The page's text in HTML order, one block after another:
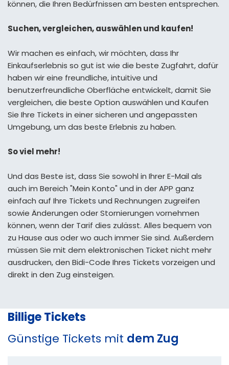
können, die Ihren Bedürfnissen am besten entsprechen.
Suchen, vergleichen, auswählen und kaufen!
Wir machen es einfach, wir möchten, dass Ihr
Einkaufserlebnis so gut ist wie die beste Zugfahrt, dafür
haben wir eine freundliche, intuitive und
benutzerfreundliche Oberfläche entwickelt, damit Sie
vergleichen, die beste Option auswählen und Kaufen
Sie Ihre Tickets in einer sicheren und angepassten
Umgebung, um das beste Erlebnis zu haben.
So viel mehr!
Und das Beste ist, dass Sie sowohl in Ihrer E-Mail als
auch im Bereich "Mein Konto" und in der APP ganz
einfach auf Ihre Tickets und Rechnungen zugreifen
sowie Änderungen oder Stornierungen vornehmen
können, wenn der Tarif dies zulässt. Alles bequem von
zu Hause aus oder wo auch immer Sie sind. Außerdem
müssen Sie mit dem elektronischen Ticket nicht mehr
ausdrucken, den Bidi-Code Ihres Tickets vorzeigen und
direkt in den Zug einsteigen.
Billige Tickets
Günstige Tickets mit dem Zug